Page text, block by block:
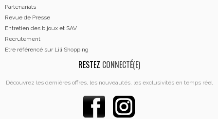
Partenariats
Revue de Presse
Entretien des bijoux et SAV
Recrutement
Etre référencé sur Lili Shopping
RESTEZ CONNECTÉ(E)
Découvrez les dernières offres, les nouveautés, les exclusivités en temps réel